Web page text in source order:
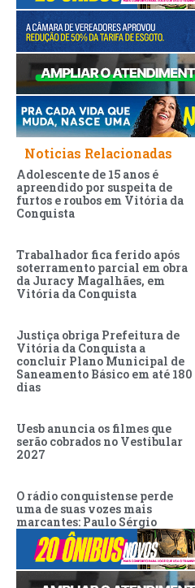
Noticias Relacionadas
Adolescente de 15 anos é
apreendido por suspeita de
furtos e roubos em Vitória da
Conquista
Trabalhador fica ferido após
soterramento parcial em obra
da Juracy Magalhães, em
Vitória da Conquista
Justiça obriga Prefeitura de
Vitória da Conquista a
concluir Plano Municipal de
Saneamento Básico em até 180
dias
Uesb anuncia os filmes que
serão cobrados no Vestibular
2027
O rádio conquistense perde
uma de suas vozes mais
marcantes: Paulo Sérgio